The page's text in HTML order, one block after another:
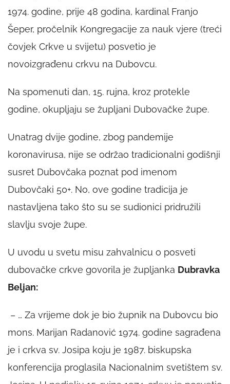
1974. godine, prije 48 godina, kardinal Franjo
Šeper, pročelnik Kongregacije za nauk vjere (treći
čovjek Crkve u svijetu) posvetio je
novoizgrađenu crkvu na Dubovcu.
Na spomenuti dan, 15. rujna, kroz protekle
godine, okupljaju se župljani Dubovačke župe.
Unatrag dvije godine, zbog pandemije
koronavirusa, nije se održao tradicionalni godišnji
susret Dubovčaka poznat pod imenom
Dubovčaki 50+. No, ove godine tradicija je
nastavljena tako što su se sudionici pridružili
slavlju svoje župe.
U uvodu u svetu misu zahvalnicu o posveti
dubovačke crkve govorila je župljanka Dubravka
Beljan:
– … Za vrijeme dok je bio župnik na Dubovcu bio
mons. Marijan Radanović 1974. godine sagrađena
je i crkva sv. Josipa koju je 1987. biskupska
konferencija proglasila Nacionalnim svetištem sv.